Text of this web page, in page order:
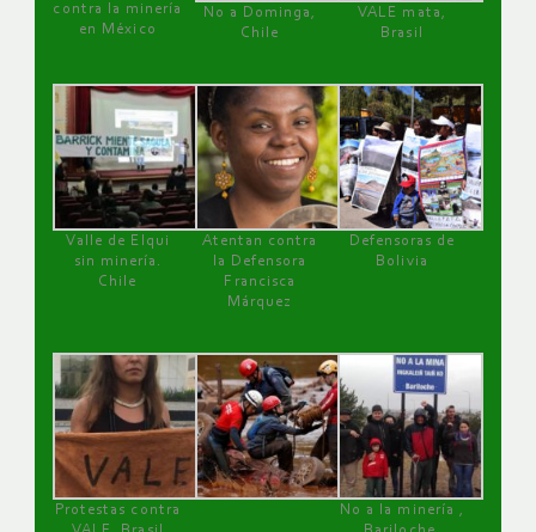
contra la minería
en México
No a Dominga,
Chile
VALE mata,
Brasil
Valle de Elqui
sin minería.
Chile
Atentan contra
la Defensora
Francisca
Márquez
Defensoras de
Bolivia
Protestas contra
No a la minería ,